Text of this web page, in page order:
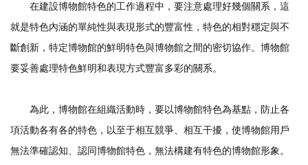
在建設博物館特色的工作過程中，要注意處理好幾個關系，這
就是特色內涵的單純性與表現形式的豐富性，特色的相對穩定與不
斷創新，特定博物館的鮮明特色與博物館之間的密切協作。博物館
要妥善處理特色鮮明和表現方式豐富多彩的關系。
為此，博物館在組織活動時，要以博物館特色為基點，防止各
項活動各有各的特色，以至于相互競爭、相互干擾，使博物館用戶
無法準確認知、認同博物館特色，無法構建有特色的博物館形象。